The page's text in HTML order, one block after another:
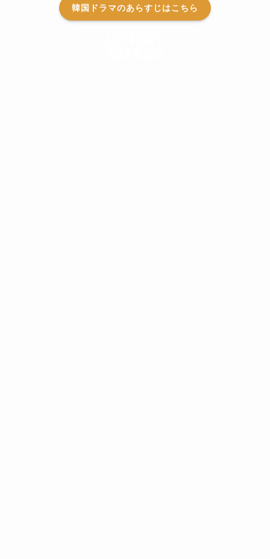
韓国ドラマのあらすじはこちら